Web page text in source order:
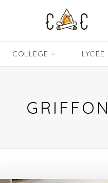
COLLÈGE LYCÉE
GRIFFON